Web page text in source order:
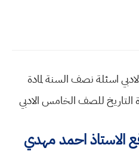
اسئلة نصف السنة لمادة
التاريخ للصف الخامس الادبي
الاستاذ احمد مهدي